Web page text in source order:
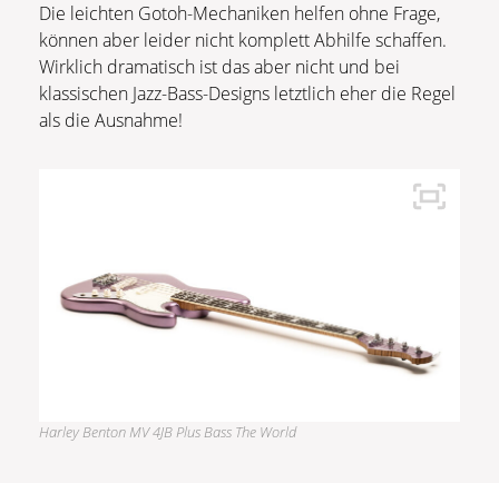
Die leichten Gotoh-Mechaniken helfen ohne Frage,
können aber leider nicht komplett Abhilfe schaffen.
Wirklich dramatisch ist das aber nicht und bei
klassischen Jazz-Bass-Designs letztlich eher die Regel
als die Ausnahme!
Harley Benton MV 4JB Plus Bass The World